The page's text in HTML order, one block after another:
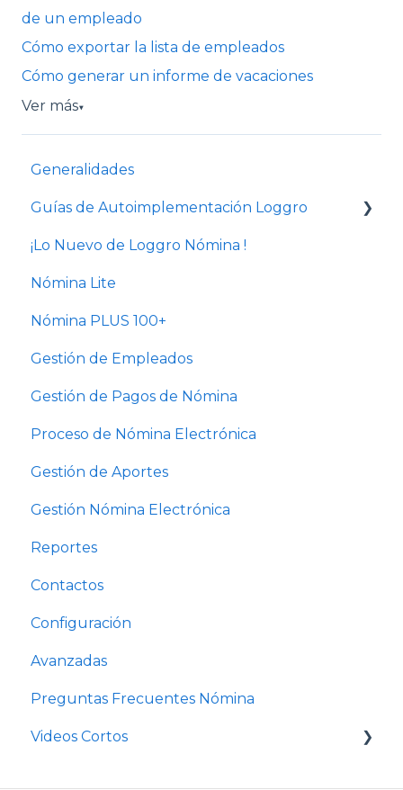
de un empleado
Cómo exportar la lista de empleados
Cómo generar un informe de vacaciones
Ver más▼
Generalidades
Guías de Autoimplementación Loggro
Plan Nómina Lite
¡Lo Nuevo de Loggro Nómina !
Nómina Lite
Nómina PLUS 100+
Gestión de Empleados
Gestión de Pagos de Nómina
Proceso de Nómina Electrónica
Gestión de Aportes
Gestión Nómina Electrónica
Reportes
Contactos
Configuración
Avanzadas
Preguntas Frecuentes Nómina
Videos Cortos